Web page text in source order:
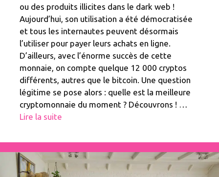
ou des produits illicites dans le dark web !
Aujourd’hui, son utilisation a été démocratisée
et tous les internautes peuvent désormais
l’utiliser pour payer leurs achats en ligne.
D’ailleurs, avec l’énorme succès de cette
monnaie, on compte quelque 12 000 cryptos
différents, autres que le bitcoin. Une question
légitime se pose alors : quelle est la meilleure
cryptomonnaie du moment ? Découvrons ! …
Lire la suite